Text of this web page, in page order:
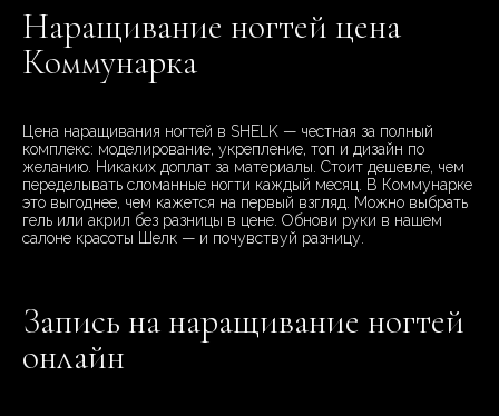
Наращивание ногтей цена
Коммунарка
Цена наращивания ногтей в SHELK — честная за полный
комплекс: моделирование, укрепление, топ и дизайн по
желанию. Никаких доплат за материалы. Стоит дешевле, чем
переделывать сломанные ногти каждый месяц. В Коммунарке
это выгоднее, чем кажется на первый взгляд. Можно выбрать
гель или акрил без разницы в цене. Обнови руки в нашем
салоне красоты Шелк — и почувствуй разницу.
Запись на наращивание ногтей
онлайн